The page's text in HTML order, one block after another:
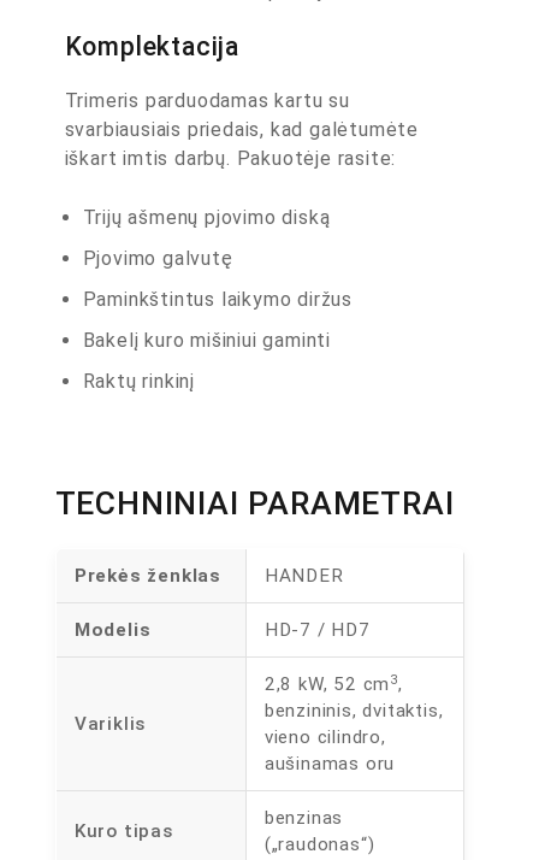
Komplektacija
Trimeris parduodamas kartu su
svarbiausiais priedais, kad galėtumėte
iškart imtis darbų. Pakuotėje rasite:
Trijų ašmenų pjovimo diską
Pjovimo galvutę
Paminkštintus laikymo diržus
Bakelį kuro mišiniui gaminti
Raktų rinkinį
TECHNINIAI PARAMETRAI
Prekės ženklas HANDER
Modelis HD-7 / HD7
Variklis
2,8 kW, 52 cm 3,
benzininis, dvitaktis,
vieno cilindro,
aušinamas oru
Kuro tipas
benzinas
(„raudonas“)